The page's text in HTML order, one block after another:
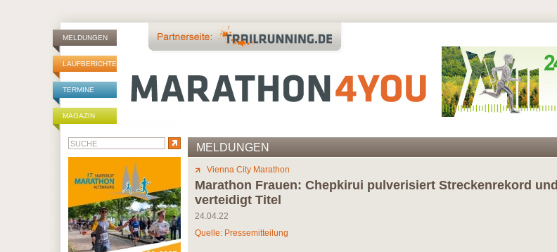
MELDUNGEN
LAUFBERICHTE
TERMINE
MAGAZIN
MELDUNGEN
Vienna City Marathon
Marathon Frauen: Chepkirui pulverisiert Streckenrekord und
verteidigt Titel
24.04.22
Quelle: Pressemitteilung